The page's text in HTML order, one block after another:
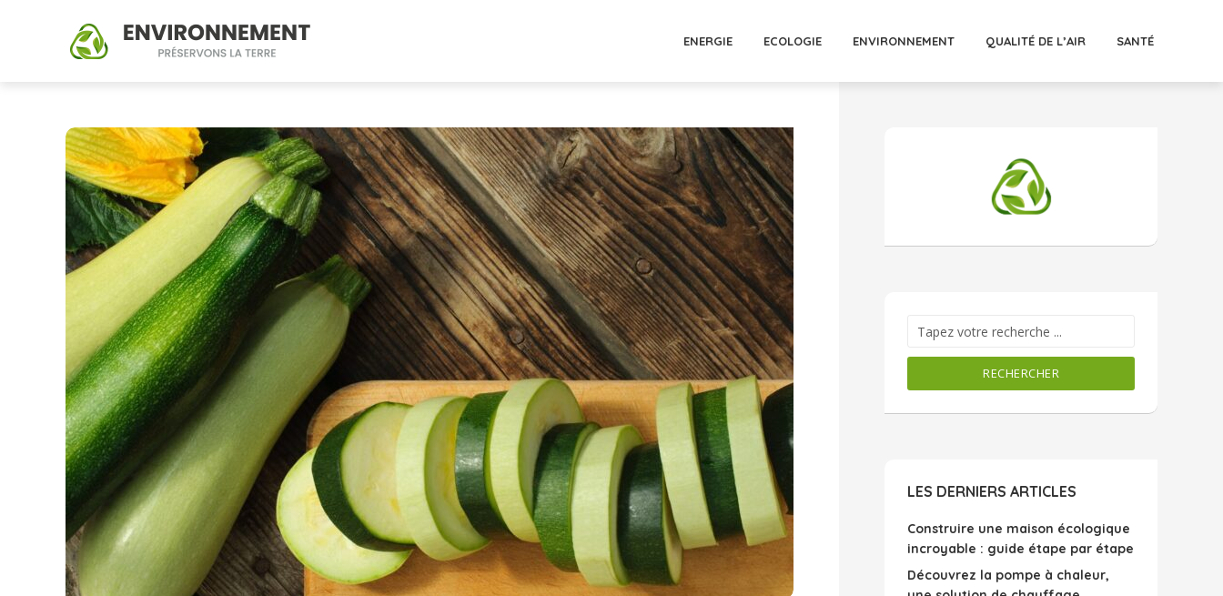
ENERGIE ECOLOGIE ENVIRONNEMENT QUALITÉ DE L’AIR SANTÉ
RECHERCHER
LES DERNIERS ARTICLES
Construire une maison écologique
incroyable : guide étape par étape
Découvrez la pompe à chaleur,